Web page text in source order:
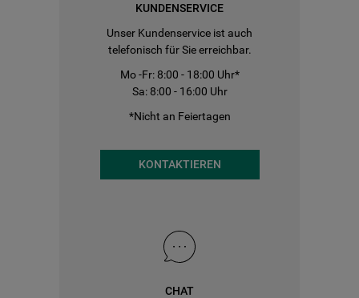
KUNDENSERVICE
Unser Kundenservice ist auch
telefonisch für Sie erreichbar.
Mo -Fr: 8:00 - 18:00 Uhr*
Sa: 8:00 - 16:00 Uhr
*Nicht an Feiertagen
KONTAKTIEREN
CHAT